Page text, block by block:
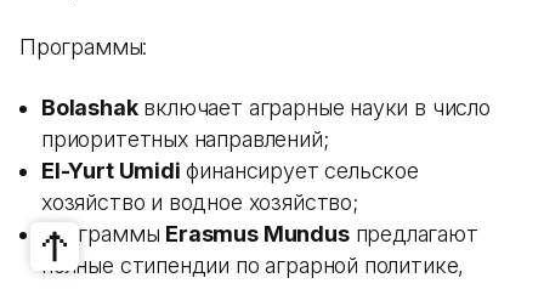
Программы:
Bolashakвключает аграрные науки в число
приоритетных направлений;
El-Yurt Umidi финансирует сельское
хозяйство и водное хозяйство;
программы Erasmus Mundusпредлагают
полные стипендии по аграрной политике,